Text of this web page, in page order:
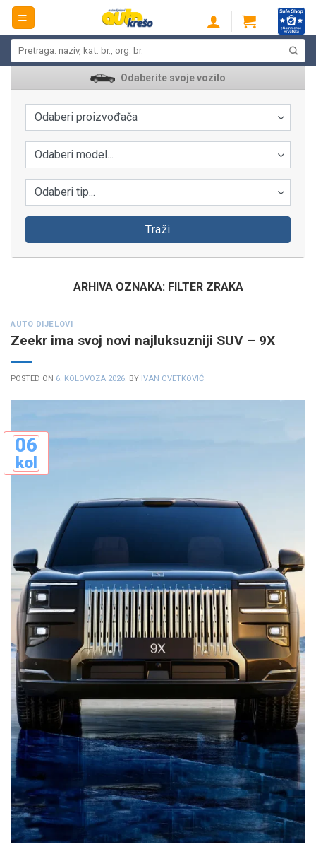
Skip
content
Odaberite svoje vozilo
Odaberi proizvođača
Odaberi model...
Odaberi tip...
Traži
ARHIVA OZNAKA: FILTER ZRAKA
AUTO DIJELOVI
Zeekr ima svoj novi najluksuzniji SUV – 9X
POSTED ON 6. KOLOVOZA 2026. BY IVAN CVETKOVIĆ
06
kol